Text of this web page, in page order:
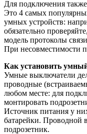
Для подключения
Это 4 самых
умных устройств:
обязательно
модель протоколы
При несовместимости
Как установить
Умные выключатели
проводные
любом месте: для
монтировать
Источник питания у
батарейки. Проводной
подрозетник.